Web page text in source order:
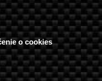
o cookies